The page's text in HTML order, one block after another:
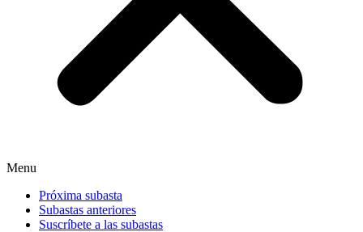
Menu
Próxima subasta
Subastas anteriores
Suscríbete a las subastas